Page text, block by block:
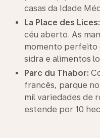
casas da Idade
La Place des Lices:
céu aberto. As
momento perfeito
sidra e alimentos
Parc du Thabor:
francês, parque
mil variedades de
estende por 10